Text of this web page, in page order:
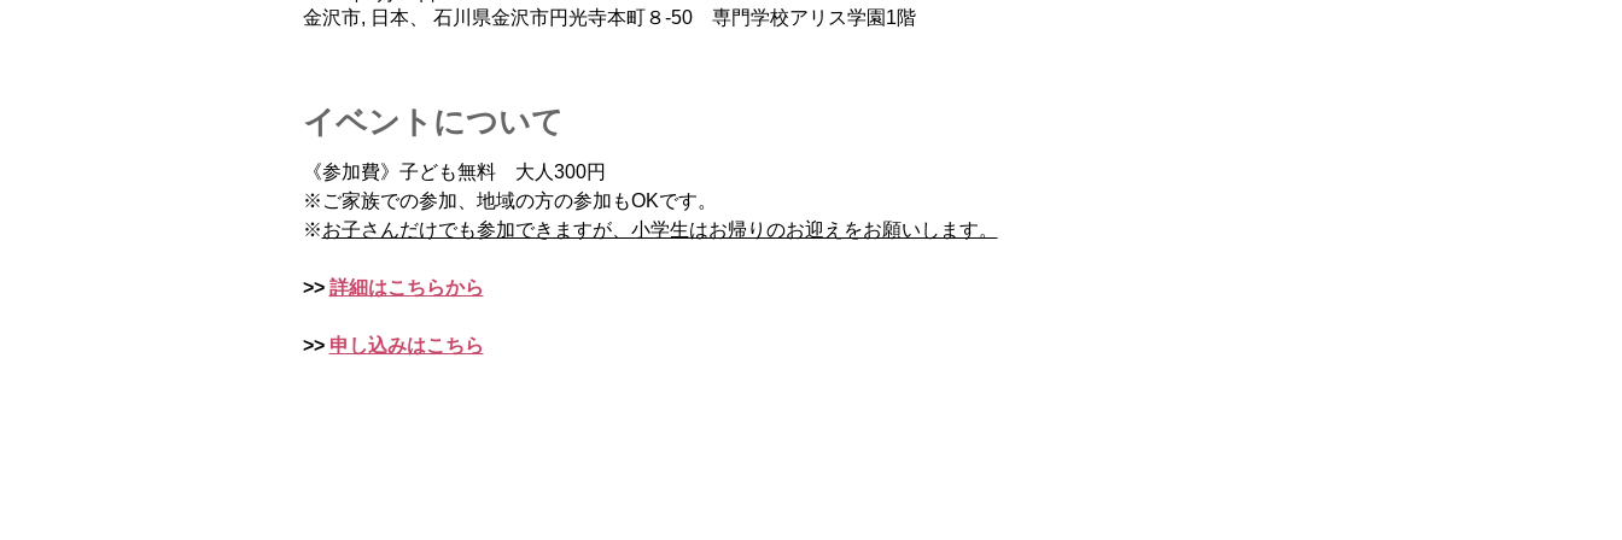
金沢市, 日本、 石川県金沢市円光寺本町８‐50 専門学校アリス学園1階
イベントについて
《参加費》子ども無料　大人300円
※ご家族での参加、地域の方の参加もOKです。
※お子さんだけでも参加できますが、小学生はお帰りのお迎えをお願いします。
>> 詳細はこちらから
>> 申し込みはこちら